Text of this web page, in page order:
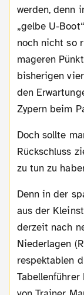
werden, denn
„gelbe U-
noch nicht so
mageren
bisherigen
den
Zypern beim
Doch sollte man in Dortmund daraus nicht den
Rückschluss
zu tun zu
Denn in der spanischen Liga belegen die Gäste
aus der
derzeit nach
Niederlagen
respektablen
Tabellenführer